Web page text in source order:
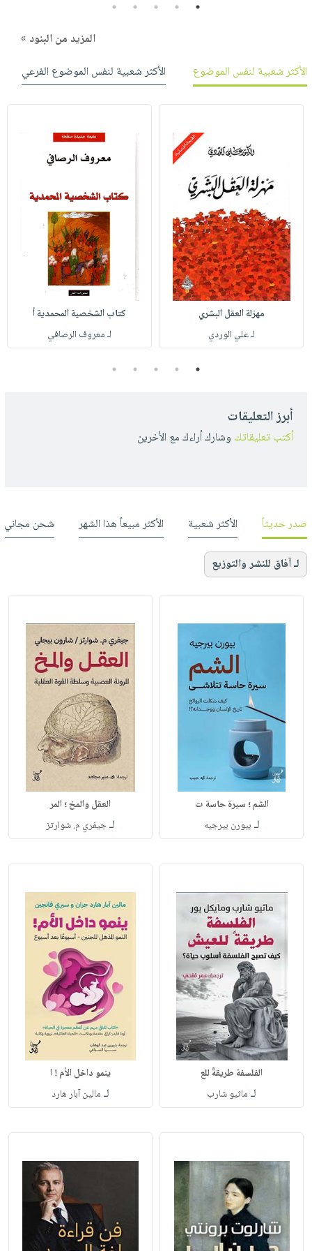
1
2
3
4
5
المزيد من البنود »
الأكثر شعبية لنفس الموضوع
الأكثر شعبية لنفس الموضوع الفرعي
مهزلة العقل البشري
لـ علي الوردي
كتاب الشخصية المحمدية أ
لـ معروف الرصافي
1
2
3
4
5
أبرز التعليقات
أكتب تعليقاتك وشارك أراءك مع الأخرين
صدر حديثاً الأكثر شعبية الأكثر مبيعاً هذا الشهر شحن مجاني
لـ آفاق للنشر والتوزيع
الشم ؛ سيرة حاسة ت
لـ بيورن بيرجيه
العقل والمخ ؛ المر
لـجيفري م. شوارتز
الفلسفة طريقةً للع
لـ ماثيو شارب
ينمو داخل الأم ! ا
لـ مالين آبار هارد